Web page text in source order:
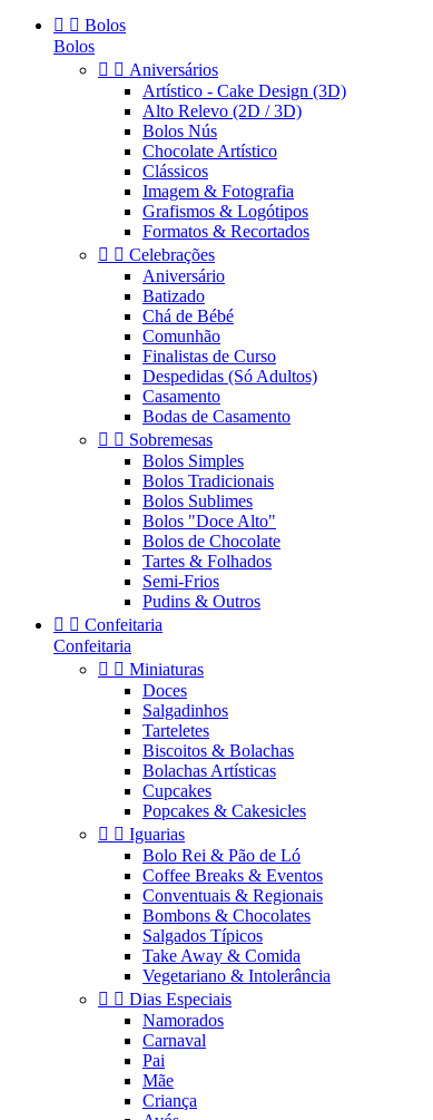
  Bolos
Bolos
  Aniversários
Artístico - Cake Design (3D)
Alto Relevo (2D / 3D)
Bolos Nús
Chocolate Artístico
Clássicos
Imagem & Fotografia
Grafismos & Logótipos
Formatos & Recortados
  Celebrações
Aniversário
Batizado
Chá de Bébé
Comunhão
Finalistas de Curso
Despedidas (Só Adultos)
Casamento
Bodas de Casamento
  Sobremesas
Bolos Simples
Bolos Tradicionais
Bolos Sublimes
Bolos "Doce Alto"
Bolos de Chocolate
Tartes & Folhados
Semi-Frios
Pudins & Outros
  Confeitaria
Confeitaria
  Miniaturas
Doces
Salgadinhos
Tarteletes
Biscoitos & Bolachas
Bolachas Artísticas
Cupcakes
Popcakes & Cakesicles
  Iguarias
Bolo Rei & Pão de Ló
Coffee Breaks & Eventos
Conventuais & Regionais
Bombons & Chocolates
Salgados Típicos
Take Away & Comida
Vegetariano & Intolerância
  Dias Especiais
Namorados
Carnaval
Pai
Mãe
Criança